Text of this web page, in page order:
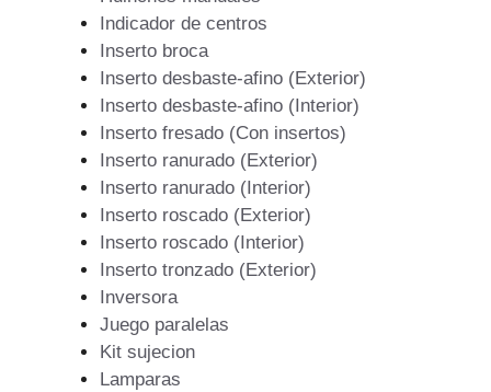
Indicador de centros
Inserto broca
Inserto desbaste-afino (Exterior)
Inserto desbaste-afino (Interior)
Inserto fresado (Con insertos)
Inserto ranurado (Exterior)
Inserto ranurado (Interior)
Inserto roscado (Exterior)
Inserto roscado (Interior)
Inserto tronzado (Exterior)
Inversora
Juego paralelas
Kit sujecion
Lamparas